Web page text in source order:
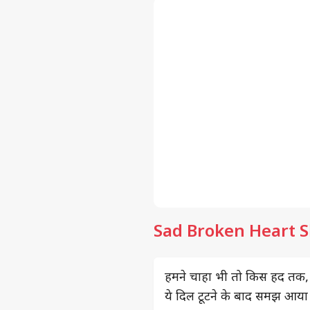
Sad Broken Heart
हमने चाहा भी तो किस हद तक,
ये दिल टूटने के बाद समझ